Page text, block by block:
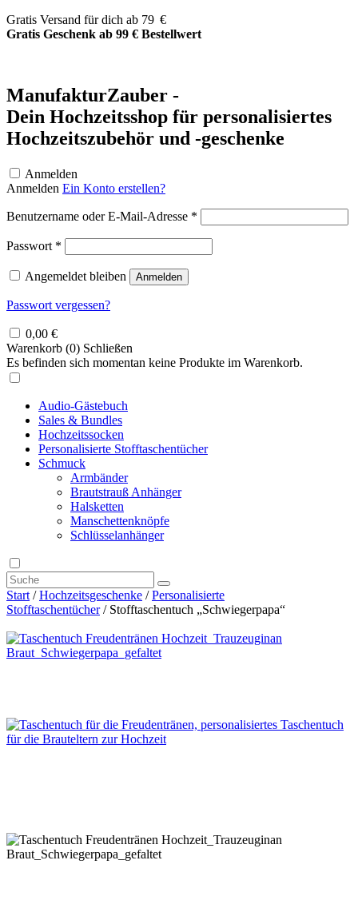
Zum
Inhalt
Gratis Versand für dich ab 79 €
Gratis Geschenk ab 99 € Bestellwert
ManufakturZauber -
Dein Hochzeitsshop für personalisiertes
Hochzeitszubehör und -geschenke
Anmelden
Anmelden Ein Konto erstellen?
Benutzername oder E-Mail-Adresse *
Passwort *
Angemeldet bleiben Anmelden
Passwort vergessen?
0,00 €
Warenkorb (0) Schließen
Es befinden sich momentan keine Produkte im Warenkorb.
Audio-Gästebuch
Sales & Bundles
Hochzeitssocken
Personalisierte Stofftaschentücher
Schmuck
Armbänder
Brautstrauß Anhänger
Halsketten
Manschettenknöpfe
Schlüsselanhänger
Start /Hochzeitsgeschenke /Personalisierte
Stofftaschentücher/ Stofftaschentuch „Schwiegerpapa“